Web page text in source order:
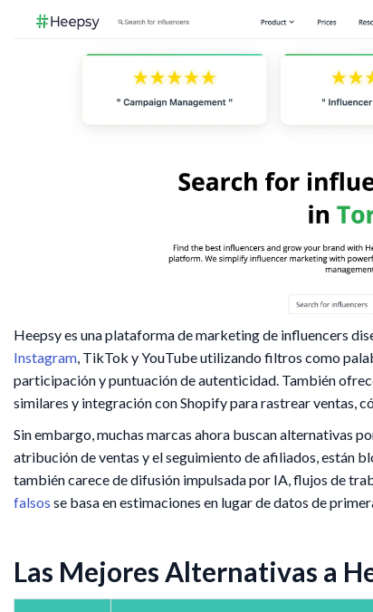
Heepsy es una plataforma de marketing de influencers
Instagram, TikTok y YouTube utilizando filtros como
participación y puntuación de autenticidad. También
similares y integración con Shopify para rastrear ventas,
Sin embargo, muchas marcas ahora buscan alternativas
atribución de ventas y el seguimiento de afiliados, están
también carece de difusión impulsada por IA, flujos de
falsos se basa en estimaciones en lugar de datos de
Las Mejores Alternativas a